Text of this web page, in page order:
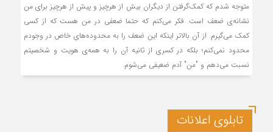
متوجه شدم که کمک‌گرفتن از دیگران بیش از هرچیز و پیش از هرچیز برای من
نشانه‌ی ضعف است. فکر می‌کنم که حتما ضعفی در من هست که از کسی
کمک می‌گیرم. از آن بالاتر اینکه این ضعف را به محدوده‌های خاص در وجودم
محدود نمی‌کنم؛ بلکه در کسری از ثانیه آن را به همه‌ی هویت و شخصیتم
نسبت می‌دهم و "من" آدم ضعیفی می‌شوم.
تابلوی اعلانات